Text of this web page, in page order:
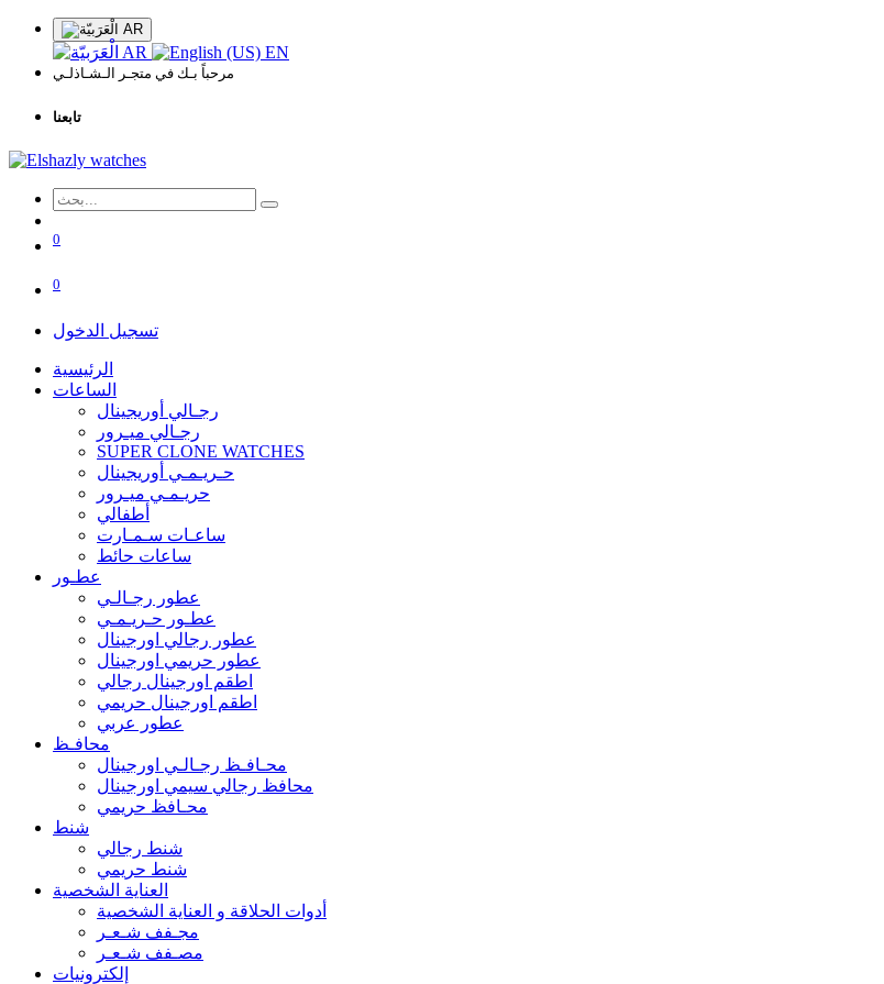
AR
AR EN
مرحباً بـك في متجـر الـشـاذلـي
تابعنا
0
0
تسجيل الدخول
الرئيسية
الساعات
رجـالي أوريجينال
رجـالي ميـرور
SUPER CLONE WATCHES
حـريـمـي أوريجينال
حريـمـي ميـرور
أطفالي
ساعـات سـمـارت
ساعات حائط
عطـور
عطور رجـالـي
عطـور حـريـمـي
عطور رجالي اورجينال
عطور حريمي اورجينال
اطقم اورجينال رجالي
اطقم اورجينال حريمي
عطور عربي
محافـظ
محـافـظ رجـالـي اورجينال
محافظ رجالي سيمي اورجينال
محـافظ حريمي
شنط
شنط رجالي
شنط حريمي
العناية الشخصية
أدوات الحلاقة و العناية الشخصية
مجـفف شـعـر
مصـفف شـعـر
إلكترونيات